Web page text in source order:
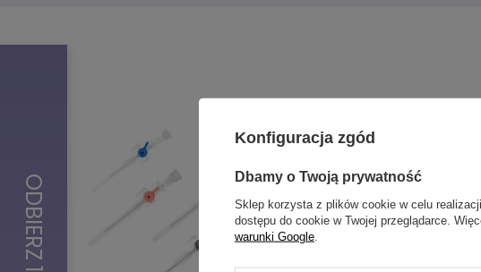
Konfiguracja zgód
Dbamy o Twoją prywatność
Sklep korzysta z plików cookie w celu
dostępu do cookie w Twojej przeglądarce.
warunki Google